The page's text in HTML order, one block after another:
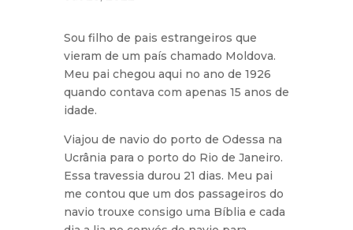
Sou filho de pais estrangeiros que
vieram de um país chamado Moldova.
Meu pai chegou aqui no ano de 1926
quando contava com apenas 15 anos de
idade.
Viajou de navio do porto de Odessa na
Ucrânia para o porto do Rio de Janeiro.
Essa travessia durou 21 dias. Meu pai
me contou que um dos passageiros do
navio trouxe consigo uma Bíblia e cada